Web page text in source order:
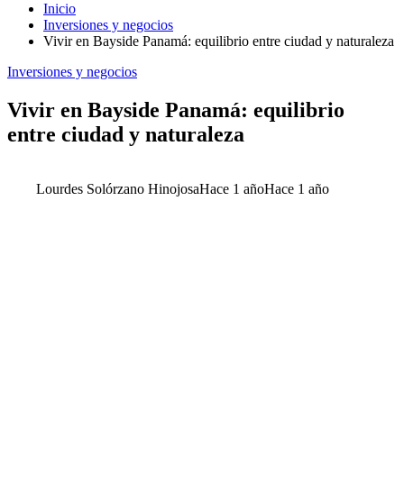
Inicio
Inversiones y negocios
Vivir en Bayside Panamá: equilibrio entre ciudad y naturaleza
Inversiones y negocios
Vivir en Bayside Panamá: equilibrio
entre ciudad y naturaleza
Lourdes Solórzano HinojosaHace 1 añoHace 1 año